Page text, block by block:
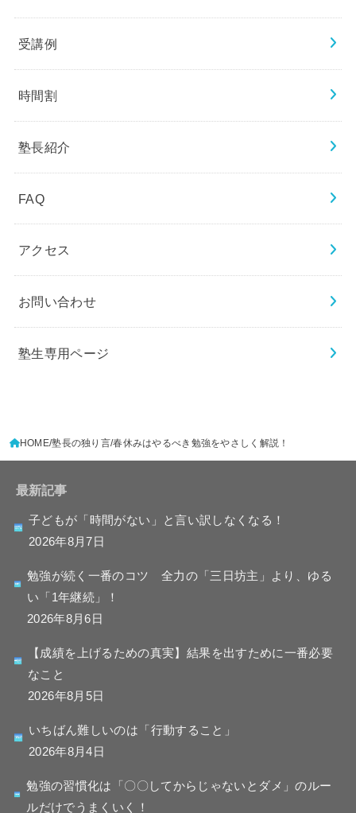
受講例
時間割
塾長紹介
FAQ
アクセス
お問い合わせ
塾生専用ページ
HOME 塾長の独り言 春休みはやるべき勉強をやさしく解説！
最新記事
子どもが「時間がない」と言い訳しなくなる！
2026年8月7日
勉強が続く一番のコツ 全力の「三日坊主」より、ゆる
い「1年継続」！
2026年8月6日
【成績を上げるための真実】結果を出すために一番必要
なこと
2026年8月5日
いちばん難しいのは「行動すること」
2026年8月4日
勉強の習慣化は「〇〇してからじゃないとダメ」のルー
ルだけでうまくいく！